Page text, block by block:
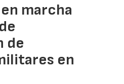
marcha
de
en